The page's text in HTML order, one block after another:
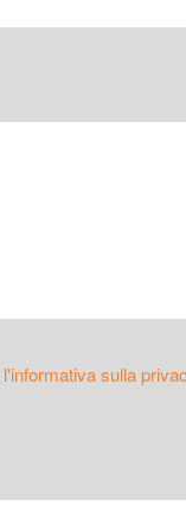
l'informativa sulla